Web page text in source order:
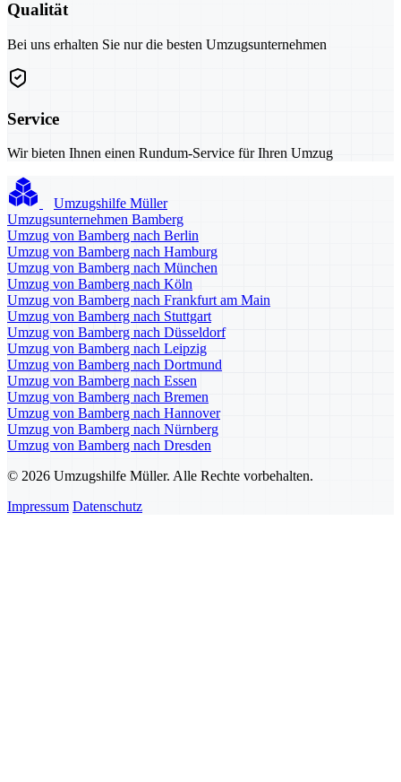
Qualität
Bei uns erhalten Sie nur die besten Umzugsunternehmen
Service
Wir bieten Ihnen einen Rundum-Service für Ihren Umzug
Umzugshilfe Müller
Umzugsunternehmen Bamberg
Umzug von Bamberg nach Berlin
Umzug von Bamberg nach Hamburg
Umzug von Bamberg nach München
Umzug von Bamberg nach Köln
Umzug von Bamberg nach Frankfurt am Main
Umzug von Bamberg nach Stuttgart
Umzug von Bamberg nach Düsseldorf
Umzug von Bamberg nach Leipzig
Umzug von Bamberg nach Dortmund
Umzug von Bamberg nach Essen
Umzug von Bamberg nach Bremen
Umzug von Bamberg nach Hannover
Umzug von Bamberg nach Nürnberg
Umzug von Bamberg nach Dresden
© 2026 Umzugshilfe Müller. Alle Rechte vorbehalten.
Impressum Datenschutz